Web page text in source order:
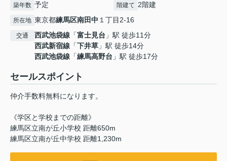
築年数 予定 階建て 2階建
所在地 東京都練馬区南田中 １丁目2-16
交通 西武池袋線 「富士見台 」駅 徒歩11分
西武新宿線 「下井草 」駅 徒歩14分
西武池袋線 「練馬高野台 」駅 徒歩17分
セールスポイント
仲介手数料無料になります。
《学区と学校までの距離》
練馬区立南が丘小学校 距離650m
練馬区立南が丘中学校 距離1,230m